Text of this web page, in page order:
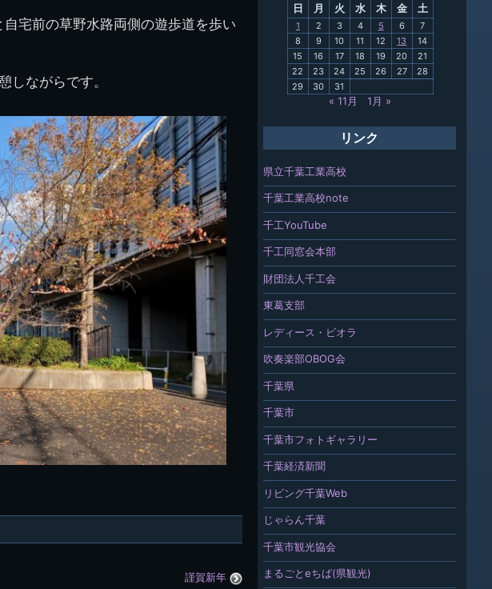
周年
年
年
の本校
舎時代
卒業アル
氏所蔵
の体育祭
化祭
移転
落成式典
初期
の行事
の文化祭
期の実習
雪景色
生実校舎
見川校歌
生実校歌
千工マーチ
2008千工マーチ記
念演奏会
S42.3卒業記念ソノ
シート
これから音頭
吹奏楽部関連
宅前の草野水路両側の遊歩道を歩い
しながらです。
謹賀新年
日 月 火 水 木 金 土
1 2 3 4 5 6
7
8
9 10 11 12 13
14
15
16 17 18 19 20
21
22
23 24 25 26 27
28
29
30 31
« 11月 1月 »
リンク
県立千葉工業高校
千葉工業高校note
千工YouTube
千工同窓会本部
財団法人千工会
東葛支部
レディース・ビオラ
吹奏楽部OBOG会
千葉県
千葉市
千葉市フォトギャラリー
千葉経済新聞
リビング千葉Web
じゃらん千葉
千葉市観光協会
まるごとeちば(県観光)